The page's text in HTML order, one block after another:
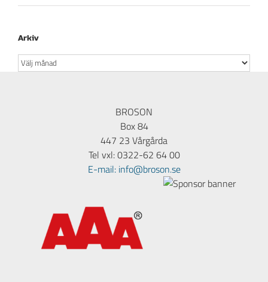
Arkiv
Arkiv
BROSON
Box 84
447 23 Vårgårda
Tel vxl: 0322-62 64 00
E-mail: info@broson.se